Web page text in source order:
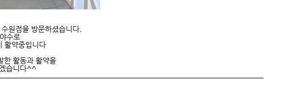
원점을 방문하셨습니다.
수로
활약중입니다
한 활동과 활약을
습니다^^